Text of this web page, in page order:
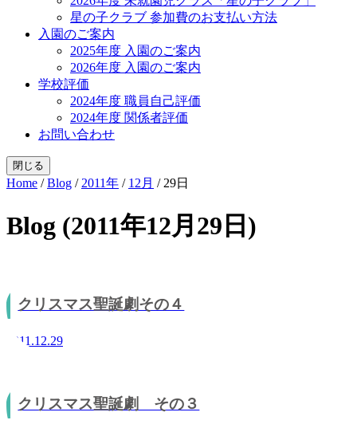
星の子クラブ 参加費のお支払い方法
入園のご案内
2025年度 入園のご案内
2026年度 入園のご案内
学校評価
2024年度 職員自己評価
2024年度 関係者評価
お問い合わせ
閉じる
Home /Blog / 2011年 / 12月 / 29日
Blog (2011年12月29日)
クリスマス聖誕劇その４
2011.12.29
クリスマス聖誕劇 その３